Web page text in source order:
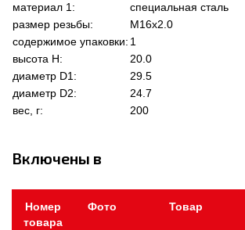
материал 1:
специальная сталь
размер резьбы:
M16x2.0
содержимое упаковки: 1
высота Н:
20.0
диаметр D1:
29.5
диаметр D2:
24.7
вес, г:
200
Включены в
Номер
товара
Фото Товар